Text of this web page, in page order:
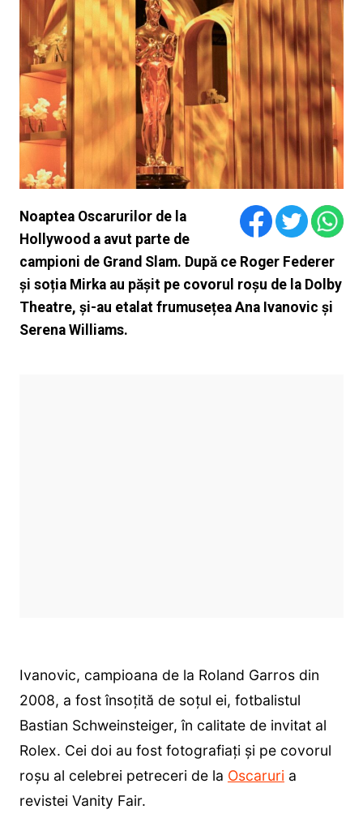
Noaptea Oscarurilor de la
Hollywood a avut parte de
campioni de Grand Slam. După ce Roger Federer
și soția Mirka au pășit pe covorul roșu de la Dolby
Theatre, și-au etalat frumusețea Ana Ivanovic și
Serena Williams.
Ivanovic, campioana de la Roland Garros din
2008, a fost însoțită de soțul ei, fotbalistul
Bastian Schweinsteiger, în calitate de invitat al
Rolex. Cei doi au fost fotografiați și pe covorul
roșu al celebrei petreceri de la Oscaruri a
revistei Vanity Fair.